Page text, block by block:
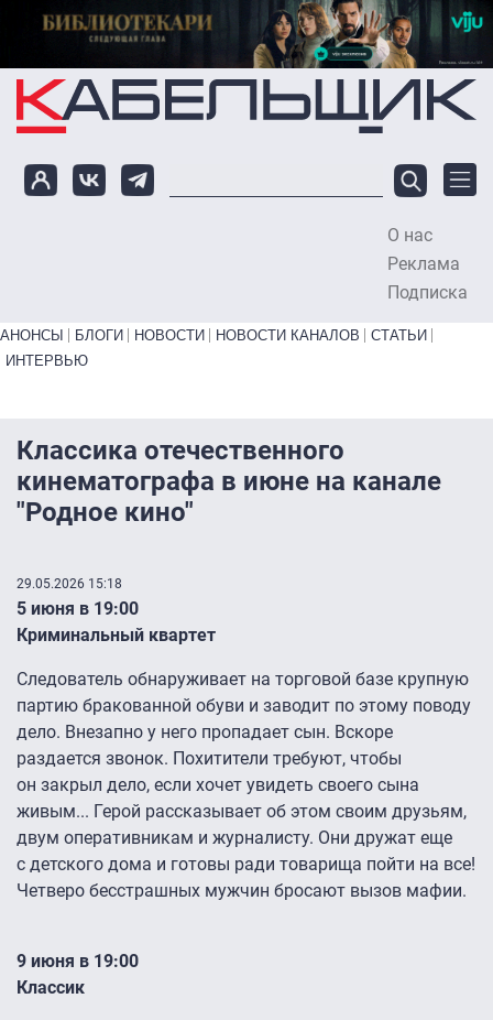
Перейти к основному содержанию
О нас
Реклама
Подписка
Primary links bottom
АНОНСЫ БЛОГИ НОВОСТИ НОВОСТИ КАНАЛОВ
СТАТЬИ
ИНТЕРВЬЮ
Классика отечественного
кинематографа в июне на канале
"Родное кино"
29.05.2026 15:18
5 июня в 19:00
Криминальный квартет
Следователь обнаруживает на торговой базе крупную
партию бракованной обуви и заводит по этому поводу
дело. Внезапно у него пропадает сын. Вскоре
раздается звонок. Похитители требуют, чтобы
он закрыл дело, если хочет увидеть своего сына
живым... Герой рассказывает об этом своим друзьям,
двум оперативникам и журналисту. Они дружат еще
с детского дома и готовы ради товарища пойти на все!
Четверо бесстрашных мужчин бросают вызов мафии.
9 июня в 19:00
Классик